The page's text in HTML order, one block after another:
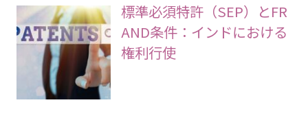
標準必須特許（SEP）とFR
AND条件：インドにおける
権利行使